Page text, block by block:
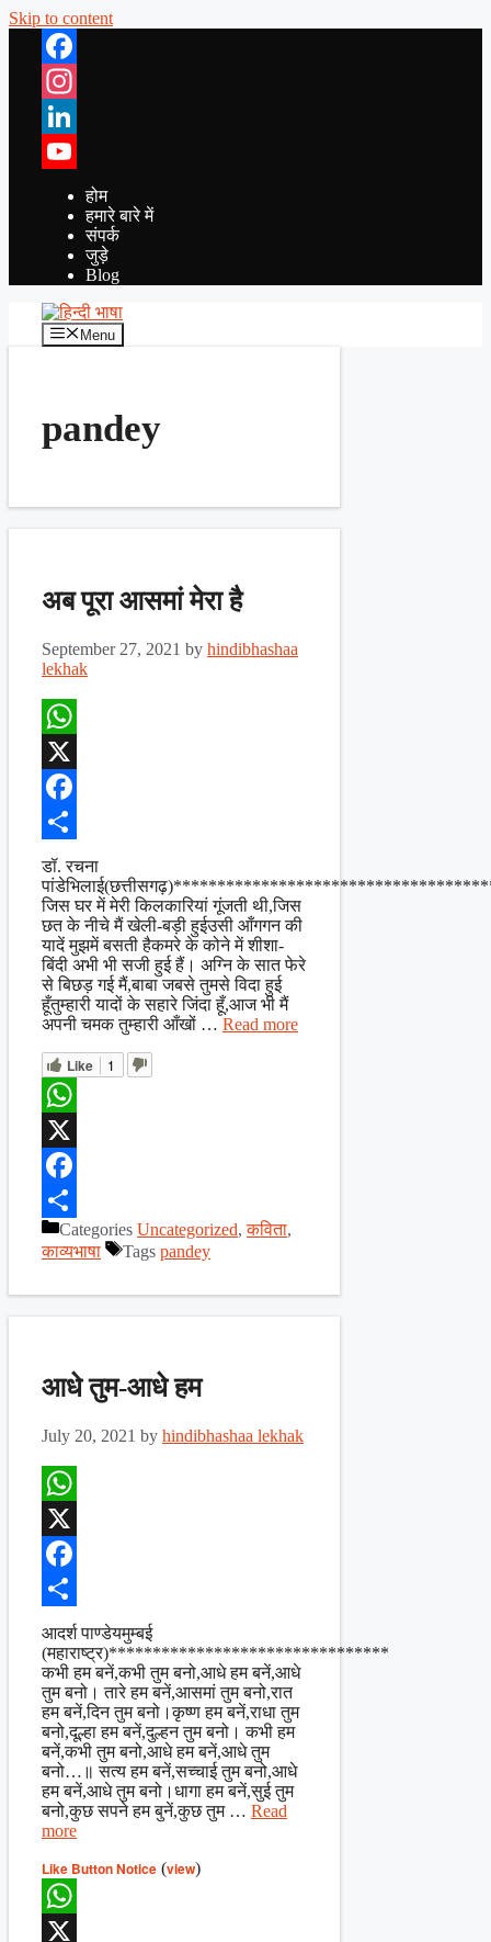
Skip to content
Facebook
Instagram
LinkedIn
YouTube
होम
हमारे बारे में
संपर्क
जुड़े
Blog
Menu
pandey
अब पूरा आसमां मेरा है
September 27, 2021 by hindibhashaa
lekhak
WhatsApp
X
Facebook
Share
डॉ. रचना
जिस घर में मेरी किलकारियां गूंजती थी,जिस
छत के नीचे मैं खेली-बड़ी हुईउसी आँगगन की
यादें मुझमें बसती हैकमरे के कोने में शीशा-
बिंदी अभी भी सजी हुई हैं। अग्नि के सात फेरे
से बिछड़ गई मैं,बाबा जबसे तुमसे विदा हुई
हूँतुम्हारी यादों के सहारे जिंदा हूँ,आज भी मैं
अपनी चमक तुम्हारी आँखों … Read more
Like 1
WhatsApp
X
Facebook
ShareCategories Uncategorized,कविता,
काव्यभाषा
Tags pandey
आधे तुम-आधे हम
July 20, 2021 by hindibhashaa lekhak
WhatsApp
X
Facebook
Share
आदर्श पाण्डेयमुम्बई
(महाराष्ट्र)********************************
कभी हम बनें,कभी तुम बनो,आधे हम बनें,आधे
तुम बनो। तारे हम बनें,आसमां तुम बनो,रात
हम बनें,दिन तुम बनो।कृष्ण हम बनें,राधा तुम
बनो,दूल्हा हम बनें,दुल्हन तुम बनो। कभी हम
बनें,कभी तुम बनो,आधे हम बनें,आधे तुम
बनो…॥ सत्य हम बनें,सच्चाई तुम बनो,आधे
हम बनें,आधे तुम बनो।धागा हम बनें,सुई तुम
बनो,कुछ सपने हम बुनें,कुछ तुम … Read
more
Like Button Notice (view)
WhatsApp